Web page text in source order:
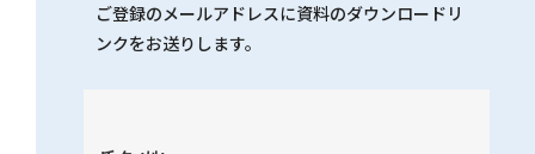
ご登録のメールアドレスに資料のダウンロードリ
ンクをお送りします。